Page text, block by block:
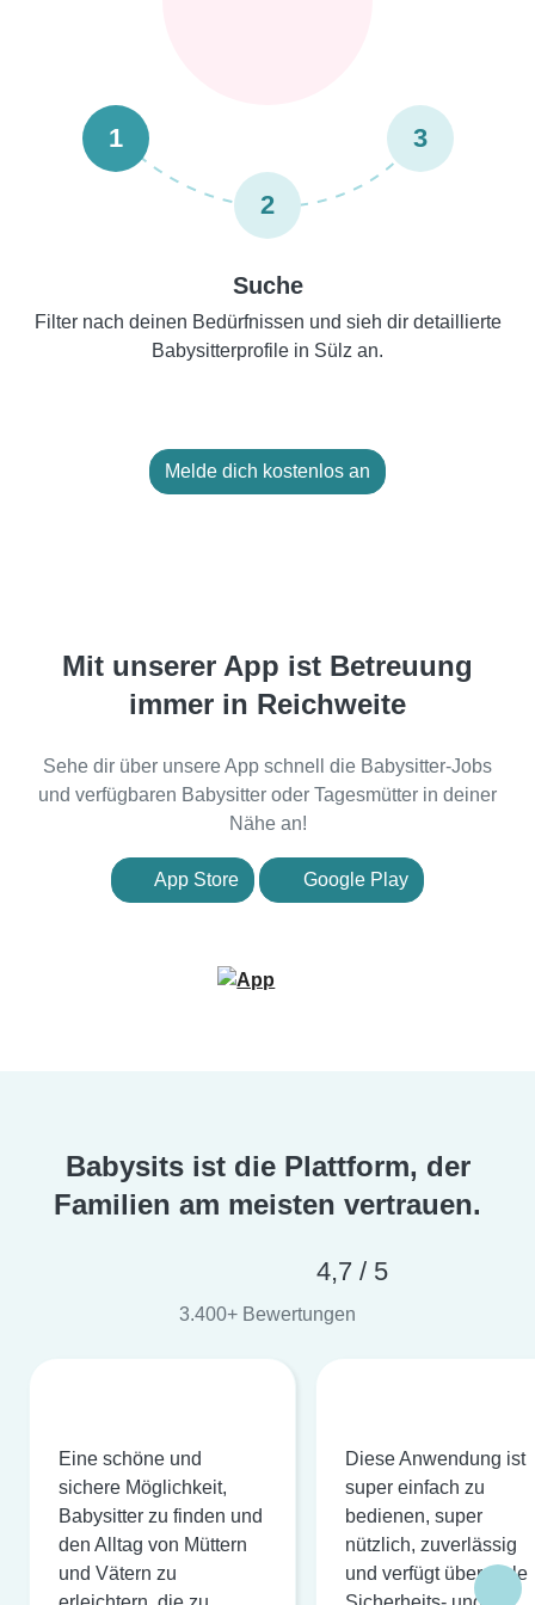
1
2
3
Suche
Filter nach deinen Bedürfnissen und sieh dir detaillierte
Babysitterprofile in Sülz an.
Melde dich kostenlos an
Mit unserer App ist Betreuung
immer in Reichweite
Sehe dir über unsere App schnell die Babysitter-Jobs
und verfügbaren Babysitter oder Tagesmütter in deiner
Nähe an!
App Store Google Play
Babysits ist die Plattform, der
Familien am meisten vertrauen.
4,7 / 5
3.400+ Bewertungen
Eine schöne und
sichere Möglichkeit,
Babysitter zu finden und
den Alltag von Müttern
und Vätern zu
Diese Anwendung ist
super einfach zu
bedienen, super
nützlich, zuverlässig
und verfügt über viele